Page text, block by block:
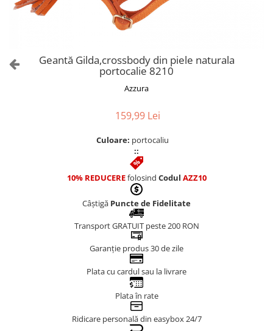
Genti Aurii
Genți AlbeGeantă Gilda,crossbody din piele naturala
portocalie 8210
Azzura
159,99 Lei
Culoare: portocaliu
::
10% REDUCEREfolosind Codul AZZ10
Câștigă Puncte de Fidelitate
Transport GRATUIT peste 200 RON
Garanție produs 30 de zile
Plata cu cardul sau la livrare
Plata în rate
Ridicare personală din easybox 24/7